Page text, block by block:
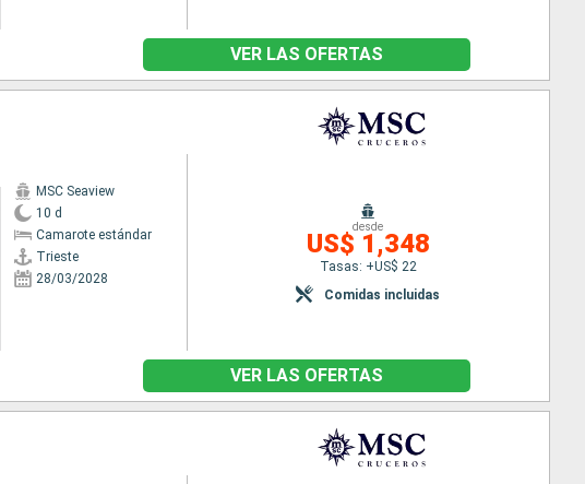
VER LAS OFERTAS
MSC Seaview
10 d
Camarote estándar
Trieste
28/03/2028
desde
US$ 1,348
Tasas: +US$ 22
Comidas incluidas
VER LAS OFERTAS